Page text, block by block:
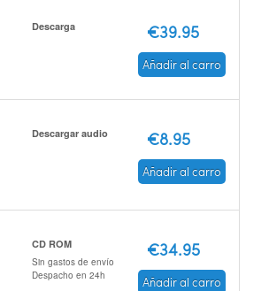
Descarga €39.95
Añadir al carro
Descargar audio €8.95
Añadir al carro
CD ROM
Sin gastos de envío
Despacho en 24h
€34.95
Añadir al carro